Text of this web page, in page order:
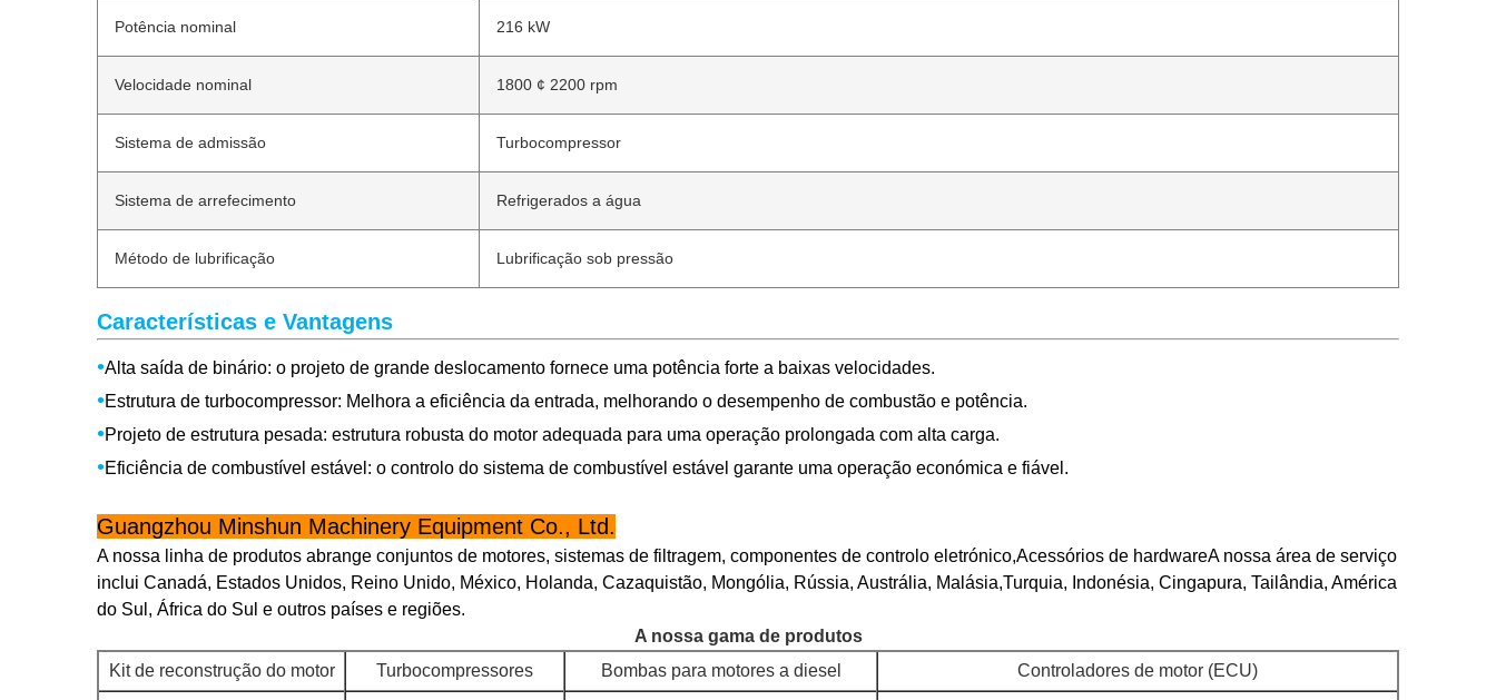
Potência nominal 216 kW
Velocidade nominal 1800 ¢ 2200 rpm
Sistema de admissão Turbocompressor
Sistema de arrefecimento Refrigerados a água
Método de lubrificação Lubrificação sob pressão
Características e Vantagens
•Alta saída de binário: o projeto de grande deslocamento fornece uma potência forte a baixas velocidades.
•Estrutura de turbocompressor: Melhora a eficiência da entrada, melhorando o desempenho de combustão e potência.
•Projeto de estrutura pesada: estrutura robusta do motor adequada para uma operação prolongada com alta carga.
•Eficiência de combustível estável: o controlo do sistema de combustível estável garante uma operação económica e fiável.
Guangzhou Minshun Machinery Equipment Co., Ltd.
A nossa linha de produtos abrange conjuntos de motores, sistemas de filtragem, componentes de controlo eletrónico,Acessórios de hardwareA nossa área de serviço
inclui Canadá, Estados Unidos, Reino Unido, México, Holanda, Cazaquistão, Mongólia, Rússia, Austrália, Malásia,Turquia, Indonésia, Cingapura, Tailândia, América
do Sul, África do Sul e outros países e regiões.
A nossa gama de produtos
Kit de reconstrução do motor
Turbocompressores Bombas para motores a diesel Controladores de motor (ECU)